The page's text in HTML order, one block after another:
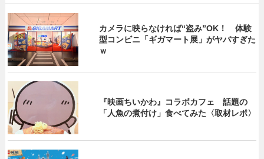
カメラに映らなければ“盗み”OK！ 体験
型コンビニ「ギガマート展」がヤバすぎた
ｗ
『映画ちいかわ』コラボカフェ 話題の
「人魚の煮付け」食べてみた〈取材レポ〉